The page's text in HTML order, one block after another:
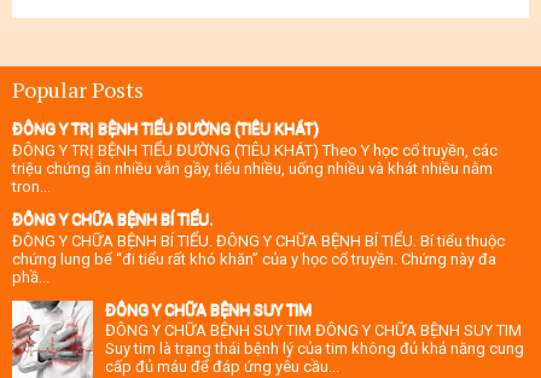
Popular Posts
ĐÔNG Y TRỊ BỆNH TIỂU ĐƯỜNG (TIÊU KHÁT)
ĐÔNG Y TRỊ BỆNH TIỂU ĐƯỜNG (TIÊU KHÁT) Theo Y học cổ truyền, các
triệu chứng ăn nhiều vẫn gầy, tiểu nhiều, uống nhiều và khát nhiều nằm
tron...
ĐÔNG Y CHỮA BỆNH BÍ TIỂU.
ĐÔNG Y CHỮA BỆNH BÍ TIỂU. ĐÔNG Y CHỮA BỆNH BÍ TIỂU. Bí tiểu thuộc
chứng lung bế “đi tiểu rất khó khăn” của y học cổ truyền. Chứng này đa
phầ...
ĐÔNG Y CHỮA BỆNH SUY TIM
ĐÔNG Y CHỮA BỆNH SUY TIM ĐÔNG Y CHỮA BỆNH SUY TIM
Suy tim là trạng thái bệnh lý của tim không đủ khả năng cung
cấp đủ máu để đáp ứng yêu cầu...